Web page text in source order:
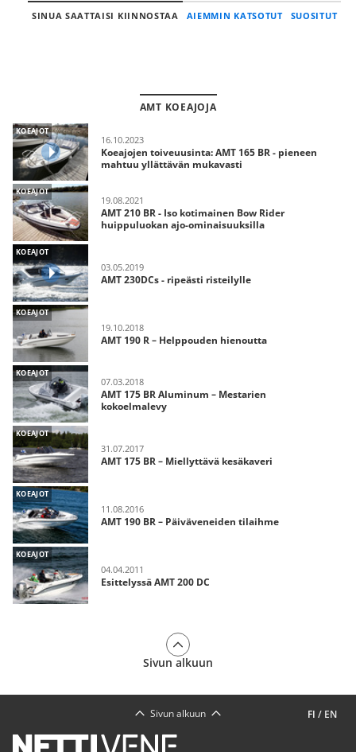
SINUA SAATTAISI KIINNOSTAA AIEMMIN KATSOTUT SUOSITUT
AMT KOEAJOJA
KOEAJOT
16.10.2023
Koeajojen toiveuusinta: AMT 165 BR - pieneen
mahtuu yllättävän mukavasti
KOEAJOT
19.08.2021
AMT 210 BR - Iso kotimainen Bow Rider
huippuluokan ajo-ominaisuuksilla
KOEAJOT
03.05.2019
AMT 230DCs - ripeästi risteilylle
KOEAJOT
19.10.2018
AMT 190 R – Helppouden hienoutta
KOEAJOT
07.03.2018
AMT 175 BR Aluminum – Mestarien
kokoelmalevy
KOEAJOT
31.07.2017
AMT 175 BR – Miellyttävä kesäkaveri
KOEAJOT
11.08.2016
AMT 190 BR – Päiväveneiden tilaihme
KOEAJOT
04.04.2011
Esittelyssä AMT 200 DC
Sivun alkuun
FI / EN
Sivun alkuun